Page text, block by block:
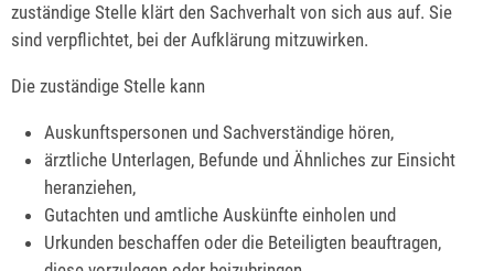
zuständige Stelle klärt den Sachverhalt von sich aus auf. Sie
sind verpflichtet, bei der Aufklärung mitzuwirken.
Die zuständige Stelle kann
Auskunftspersonen und Sachverständige hören,
ärztliche Unterlagen, Befunde und Ähnliches zur Einsicht
heranziehen,
Gutachten und amtliche Auskünfte einholen und
Urkunden beschaffen oder die Beteiligten beauftragen,